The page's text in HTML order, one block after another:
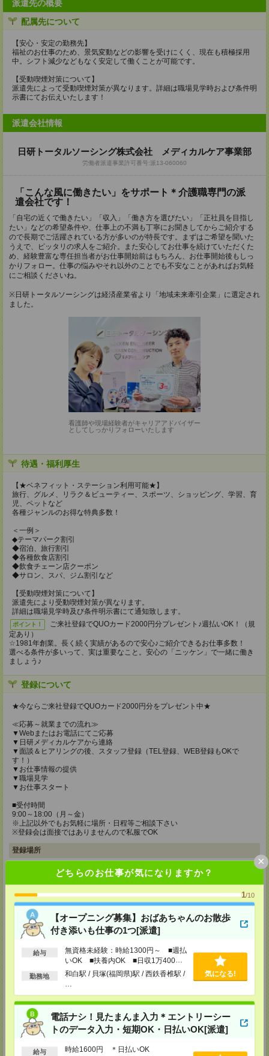
どちらのお仕事が気になりますか？
1/10
【オープニング募集】おばあちゃんのお散歩
付き添いも仕事の1つ[派遣]
給与
無資格未経験：時給1300円～ ■週払
いOK ■扶養内OK ■日収1万400円
以上
勤務地
和白駅 / 貝塚(福岡県)駅 / 西鉄香椎駅 /
気になる!
電話ナシ！見たまんま入力＊エントリーシー
トのデータ入力・短期OK・日払いOK[派遣]
給与 時給1600円 ＊日払いOK
×
派遣先の概要
配属先について
【安心・安定の勤務先】
福祉のお仕事のため、景気変動などの影響を受けにくく、現在も積極採用
中。シフト減少などもなく安定して働くことが可能です。
【受動喫煙対策について】
派遣先によって受動喫煙対策が異なります。詳細は職場見学時および条件明
示書にてお伝えいたします！
派遣会社情報
日研トータルソーシング株式会社 メディカルケア事業部
労働者派遣事業許可番号:派13-060060
「こんな風に働きたい」をサポート＊介護職専門の派
遣会社です！
「自宅の近くで働きたい」「収入」「働き方を選びたい」「正社員を目指し
たい」などの希望条件や、仕事上の不満も丁寧にお聞きしてからご紹介する
ので長期でご活躍されている方が多いのが特長です。まずはご希望を聞いた
うえで、ピッタリの求人をご紹介。また安心してお仕事を続けていただくた
め、経験豊富な専任担当者がお仕事開始前はもちろん、お仕事開始後もしっ
かりフォロー。仕事の悩みやそれ以外のことでも不安なことがあればお気軽
にご相談くださいね。
※日研トータルソーシングは経済産業省より「地域未来牽引企業」に選定され
ました。
看護師や現場経験者がキャリアアドバイザー
としてしっかりフォローいたします
待遇・福利厚生
【★ベネフィット・ステーション利用可能★】
旅行、グルメ、リラク＆ビューティー、スポーツ、ショッピング、学習、育
児、ペットなど
各種ジャンルのお得な特典多数！
＜一例＞
◆テーマパーク割引
◆宿泊、旅行割引
◆各種飲食店割引
◆飲食チェーン店クーポン
◆サロン、スパ、ジム割引など
【受動喫煙対策について】
派遣先により受動喫煙対策が異なります。
詳細は職場見学時及び条件明示書にて通知致します。
ポイント！
ご来社登録でQUOカード2000円分プレゼント♪週払いOK！（規
定あり）
☆1981年創業。長く続く実績があるので安心♪ご紹介できるお仕事多数！
選べる条件が多いって、実は重要なこと。安心の「ニッケン」で一緒に働き
ましょう♪
登録について
★今ならご来社登録でQUOカード2000円分をプレゼント中★
≪応募～就業までの流れ≫
▼Webまたはお電話にてご応募
▼日研メディカルケアから連絡
▼面談＆ヒアリングの後、スタッフ登録（TEL登録、WEB登録もOKで
す！）
▼お仕事情報の提供
▼職場見学
▼お仕事スタート
■受付時間
9:00～18:00（月～金）
※上記以外でもお気軽に場所・日程等ご相談下さい
※登録会は面接ではありませんので私服でOK
登録場所
メディカルケア事業部 博多オフィス
福岡県福岡市博多区博多駅前2-1-1 福岡朝日ビル 5F 510号室
TEL：0120-802-274
MAIL：tenshoku@nikken-ts.jp
担当：採用担当
メディカルケア事業部 小倉オフィス
福岡県北九州市小倉北区米町1-3-1 明治安田生命北九州ビル3F
TEL：0120-802-274
担当：採用担当
メディカルケア事業部 熊本オフィス
熊本県熊本市中央区花畑町1-7 MY熊本ビル2F 2-3号室
TEL：0120-917-473
MAIL：tenshoku@nikken-ts.jp
担当：採用担当
登録交通費